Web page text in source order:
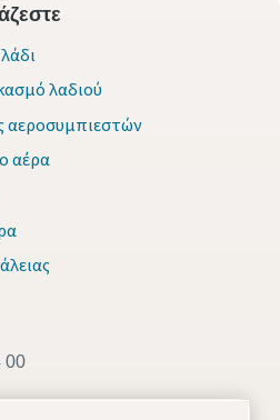
λαδιού
αεροσυμπιεστών
αέρα
00